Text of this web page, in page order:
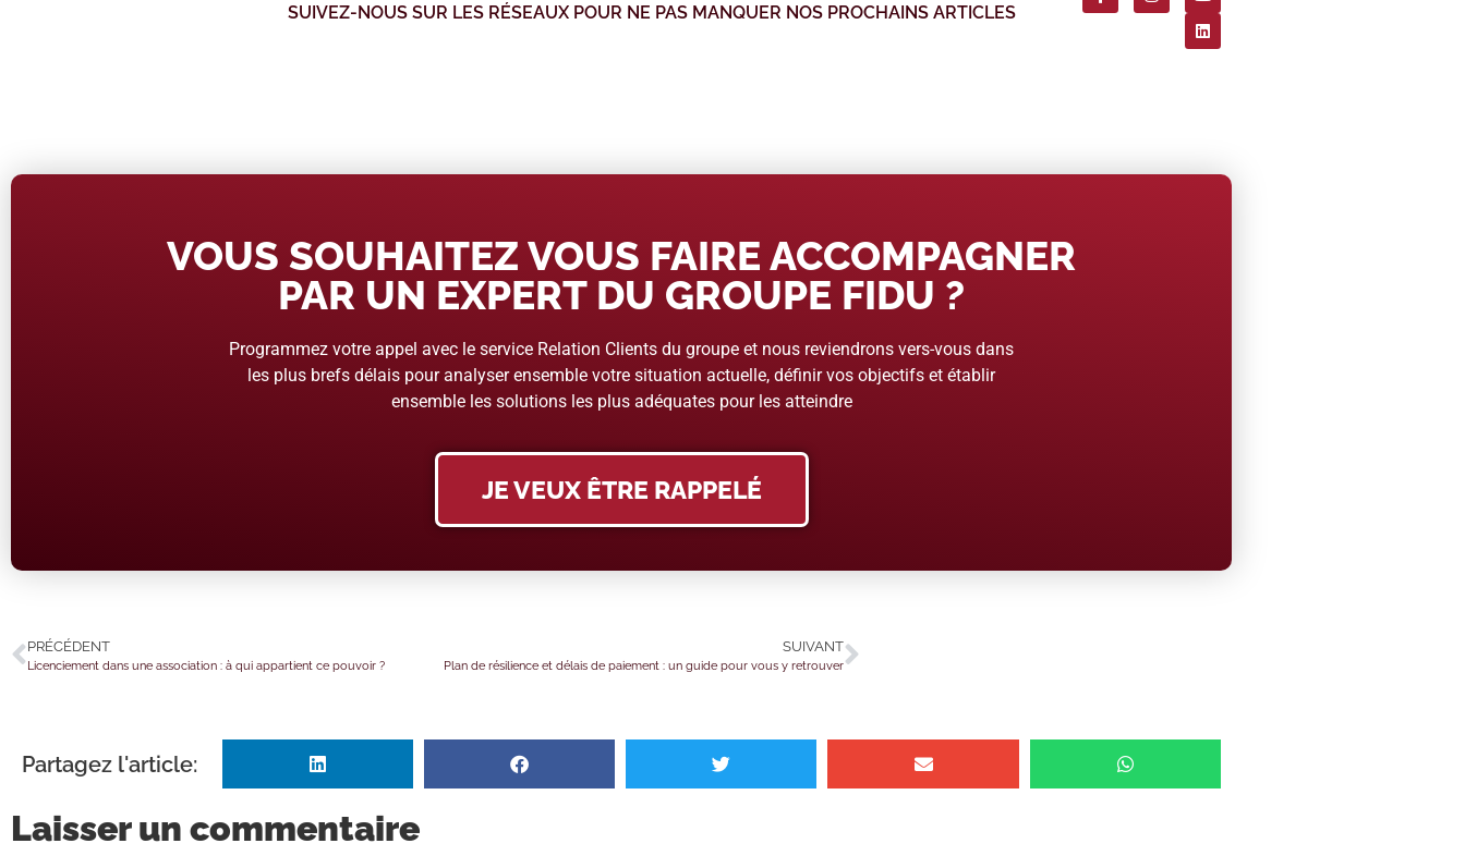
SUIVEZ-NOUS SUR LES RÉSEAUX POUR NE PAS MANQUER NOS PROCHAINS ARTICLES
VOUS SOUHAITEZ VOUS FAIRE ACCOMPAGNER
PAR UN EXPERT DU GROUPE FIDU ?
Programmez votre appel avec le service Relation Clients du groupe et nous reviendrons vers-vous dans
les plus brefs délais pour analyser ensemble votre situation actuelle, définir vos objectifs et établir
ensemble les solutions les plus adéquates pour les atteindre
JE VEUX ÊTRE RAPPELÉ
PRÉCÉDENT
Licenciement dans une association : à qui appartient ce pouvoir ?
SUIVANT
Plan de résilience et délais de paiement : un guide pour vous y retrouver
Partagez l'article:
Laisser un commentaire